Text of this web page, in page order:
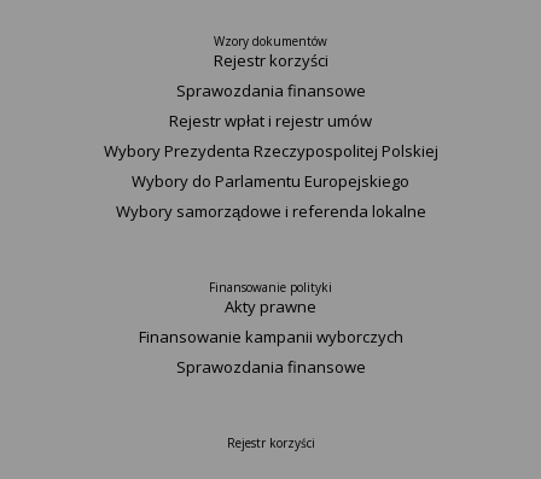
Wzory dokumentów
Rejestr korzyści
Sprawozdania finansowe
Rejestr wpłat i rejestr umów
Wybory Prezydenta Rzeczypospolitej Polskiej
Wybory do Parlamentu Europejskiego
Wybory samorządowe i referenda lokalne
Finansowanie polityki
Akty prawne
Finansowanie kampanii wyborczych
Sprawozdania finansowe
Rejestr korzyści